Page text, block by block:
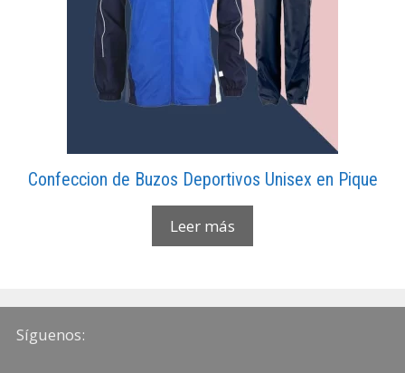
Confeccion de Buzos Deportivos Unisex en Pique
Leer más
Síguenos: